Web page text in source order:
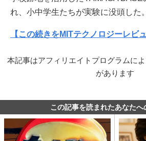
れ、小中学生たちが実験に没頭した。
【この続きをMITテクノロジーレビ
本記事はアフィリエイトプログラムに
があります
この記事を読まれたあなたへ